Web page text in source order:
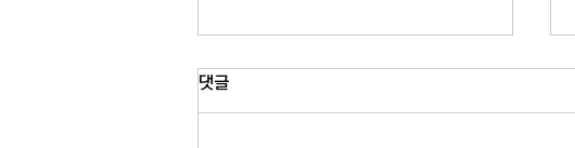
유모차 접지 않고 버스 탄다…
MTA 제도 확대
댓글